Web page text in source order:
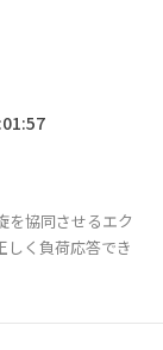
を協同させるエク
しく負荷応答でき